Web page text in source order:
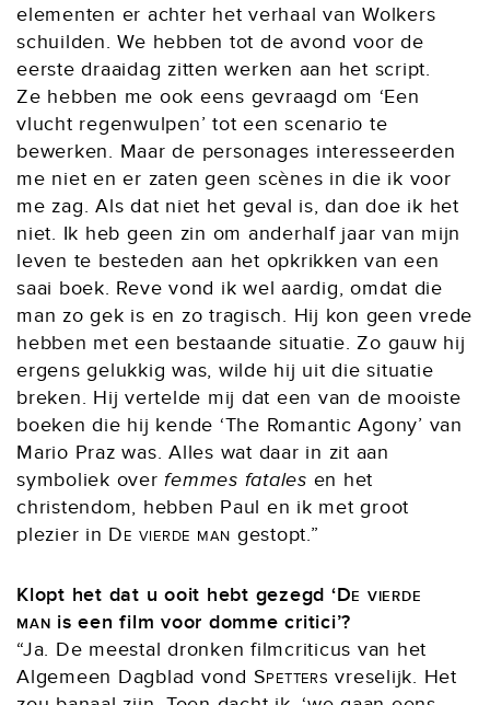
elementen er achter het verhaal van Wolkers
schuilden. We hebben tot de avond voor de
eerste draaidag zitten werken aan het script.
Ze hebben me ook eens gevraagd om ‘Een
vlucht regenwulpen’ tot een scenario te
bewerken. Maar de personages interesseerden
me niet en er zaten geen scènes in die ik voor
me zag. Als dat niet het geval is, dan doe ik het
niet. Ik heb geen zin om anderhalf jaar van mijn
leven te besteden aan het opkrikken van een
saai boek. Reve vond ik wel aardig, omdat die
man zo gek is en zo tragisch. Hij kon geen vrede
hebben met een bestaande situatie. Zo gauw hij
ergens gelukkig was, wilde hij uit die situatie
breken. Hij vertelde mij dat een van de mooiste
boeken die hij kende ‘The Romantic Agony’ van
Mario Praz was. Alles wat daar in zit aan
symboliek overfemmes fatales en het
christendom, hebben Paul en ik met groot
plezier in De vierde man gestopt.”
Klopt het dat u ooit hebt gezegd ‘De vierde
man is een film voor domme critici’?
“Ja. De meestal dronken filmcriticus van het
Algemeen Dagblad vond Spettersvreselijk. Het